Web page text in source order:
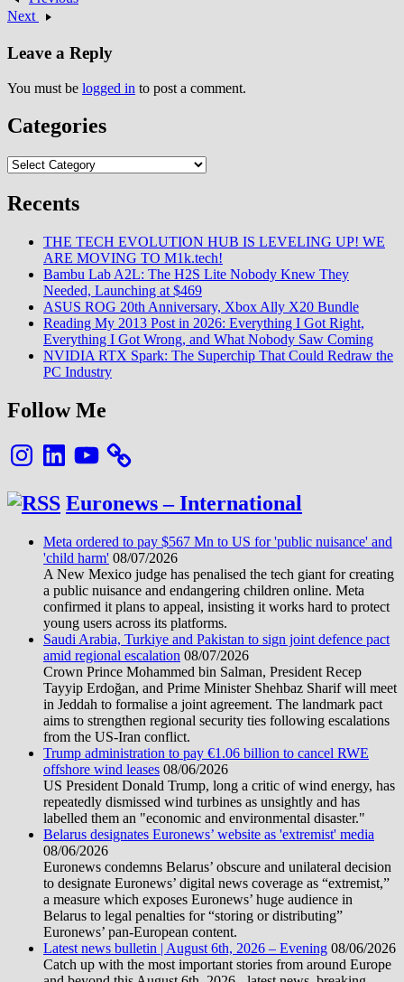
Next
Leave a Reply
You must be logged in to post a comment.
Categories
Categories
Recents
THE TECH EVOLUTION HUB IS LEVELING UP! WE
ARE MOVING TO M1k.tech!
Bambu Lab A2L: The H2S Lite Nobody Knew They
Needed, Launching at $469
ASUS ROG 20th Anniversary, Xbox Ally X20 Bundle
Reading My 2013 Post in 2026: Everything I Got Right,
Everything I Got Wrong, and What Nobody Saw Coming
NVIDIA RTX Spark: The Superchip That Could Redraw the
PC Industry
Follow Me
InstagramLinkedInYouTube
Euronews – International
Meta ordered to pay $567 Mn to US for 'public nuisance' and
'child harm' 08/07/2026
A New Mexico judge has penalised the tech giant for creating
a public nuisance and endangering children online. Meta
confirmed it plans to appeal, insisting it works hard to protect
young users across its platforms.
Saudi Arabia, Turkiye and Pakistan to sign joint defence pact
amid regional escalation 08/07/2026
Crown Prince Mohammed bin Salman, President Recep
Tayyip Erdoğan, and Prime Minister Shehbaz Sharif will meet
in Jeddah to formalise a joint agreement. The landmark pact
aims to strengthen regional security ties following escalations
from the US-Iran conflict.
Trump administration to pay €1.06 billion to cancel RWE
offshore wind leases 08/06/2026
US President Donald Trump, long a critic of wind energy, has
repeatedly dismissed wind turbines as unsightly and has
labelled them an "economic and environmental disaster."
Belarus designates Euronews’ website as 'extremist' media
08/06/2026
Euronews condemns Belarus’ obscure and unilateral decision
to designate Euronews’ digital news coverage as “extremist,”
a measure which exposes Euronews’ huge audience in
Belarus to legal penalties for “storing or distributing”
Euronews’ pan-European content.
Latest news bulletin | August 6th, 2026 – Evening 08/06/2026
Catch up with the most important stories from around Europe